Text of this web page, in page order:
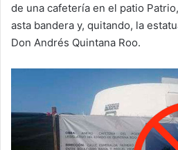
de una cafetería en el patio
asta bandera y, quitando, la
Don Andrés Quintana Roo.